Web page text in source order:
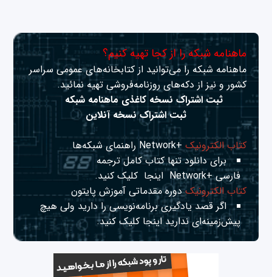
ماهنامه شبکه را از کجا تهیه کنیم؟
ماهنامه شبکه را می‌توانید از کتابخانه‌های عمومی سراسر
کشور و نیز از دکه‌های روزنامه‌فروشی تهیه نمائید.
ثبت اشتراک نسخه کاغذی ماهنامه شبکه
ثبت اشتراک نسخه آنلاین
کتاب الکترونیک+Network راهنمای شبکه‌ها
برای دانلود تنها کتاب کامل ترجمه
فارسی +Network
اینجا کلیک کنید.
کتاب الکترونیکدوره مقدماتی آموزش پایتون
اگر قصد یادگیری برنامه‌نویسی را دارید ولی هیچ
پیش‌زمینه‌ای نداریداینجا کلیک کنید.